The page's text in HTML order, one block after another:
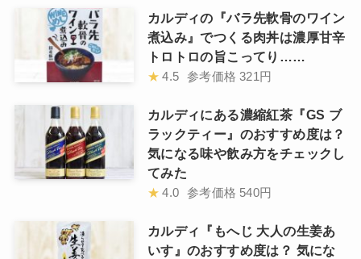
カルディの『バラ先軟骨のワイン
煮込み』でつくる肉丼は濃厚甘辛
トロトロの旨こってり……
★ 4.5 参考価格 321円
カルディにある濃縮紅茶『GS ブ
ラックティー』のおすすめ度は？
気になる味や飲み方をチェックし
てみた
★ 4.0 参考価格 540円
カルディ『もへじ 大人の生姜あ
いす』のおすすめ度は？ 気にな